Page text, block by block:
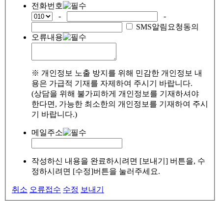
전화번호
-
-
SMS알림요청동의
오류내용
※ 개인정보 노출 방지를 위해 민감한 개인정보 내
용은 가급적 기재를 자제하여 주시기 바랍니다.
(상담을 위해 불가피하게 개인정보를 기재하셔야
한다면, 가능한 최소한의 개인정보를 기재하여 주시
기 바랍니다.)
메일주소
작성하신 내용을 완료하시려면 [보내기] 버튼을, 수
정하시려면 [수정]버튼을 눌러주세요.
취소 오류접수 수정 보내기